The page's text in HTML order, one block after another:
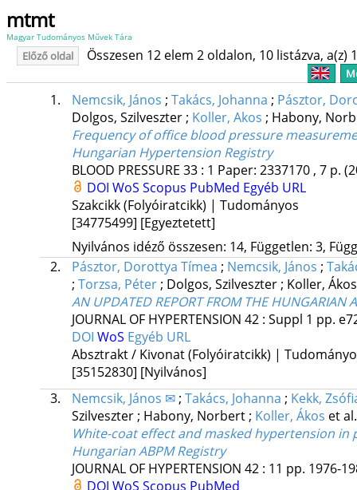
mtmt
Magyar Tudományos Művek Tára
Előző oldal Összesen 12 elem 2 oldalon, 10 listázva, a(z)
1. Nemcsik, János ; Takács, Johanna ; Pásztor,
Dolgos, Szilveszter; Koller, Akos ; Habony,
Frequency of office blood pressure
Hungarian Hypertension Registry
BLOOD PRESSURE 33: 1 Paper: 2337170 , 7 p.
DOI WoS Scopus PubMed Egyéb URL
Szakcikk (Folyóiratcikk) | Tudományos
[34775499] [Egyeztetett]
Nyilvános idéző összesen: 14, Független: 3,
2.
Pásztor, Dorottya Tímea ; Nemcsik, János ;
; Torzsa, Péter; Dolgos, Szilveszter; Koller,
AN UPDATED REPORT FROM THE HUNGARIAN
JOURNAL OF HYPERTENSION 42: Suppl 1 pp.
DOI WoS Egyéb URL
Absztrakt / Kivonat (Folyóiratcikk) |
[35152830] [Nyilvános]
3.
Nemcsik, János ✉; Takács, Johanna ; Kekk,
Szilveszter; Habony, Norbert; Koller, Ákos et al.
White-coat effect and masked hypertension
Hungarian ABPM Registry
JOURNAL OF HYPERTENSION 42: 11 pp. 1976-
DOI WoS Scopus PubMed